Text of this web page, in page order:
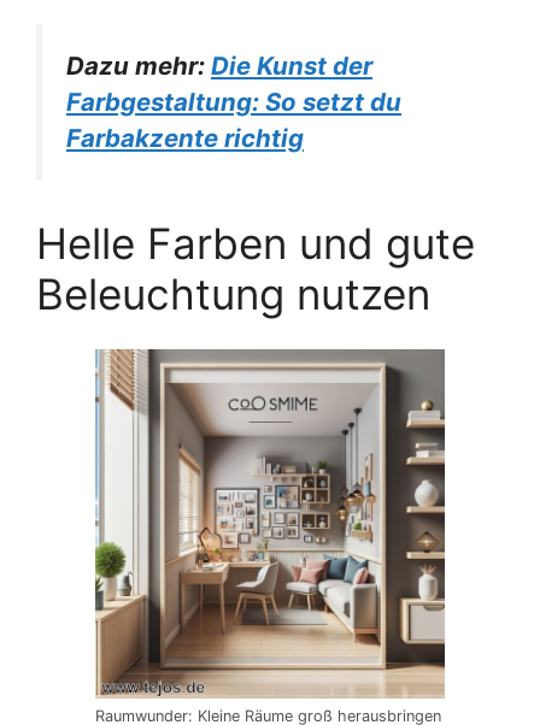
Dazu mehr: Die Kunst der
Farbgestaltung: So setzt du
Farbakzente richtig
Helle Farben und gute
Beleuchtung nutzen
Raumwunder: Kleine Räume groß herausbringen